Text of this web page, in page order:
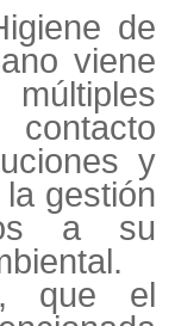
de
viene
y
gestión
a su
que el